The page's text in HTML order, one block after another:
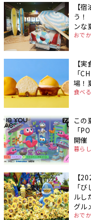
【
う！
ンな
おで
【
「
場！
食べる
この
「
開催
暮らし
【
「
ルし
グル
おで